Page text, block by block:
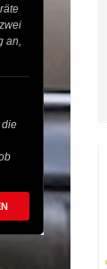
an,
die